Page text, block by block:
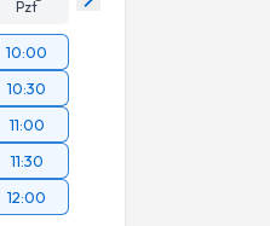
Pzt
10:00
10:30
11:00
11:30
12:00